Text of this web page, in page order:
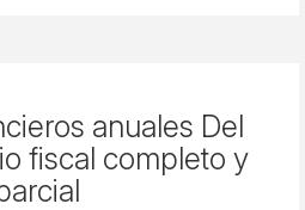
anuales Del
fiscal completo y